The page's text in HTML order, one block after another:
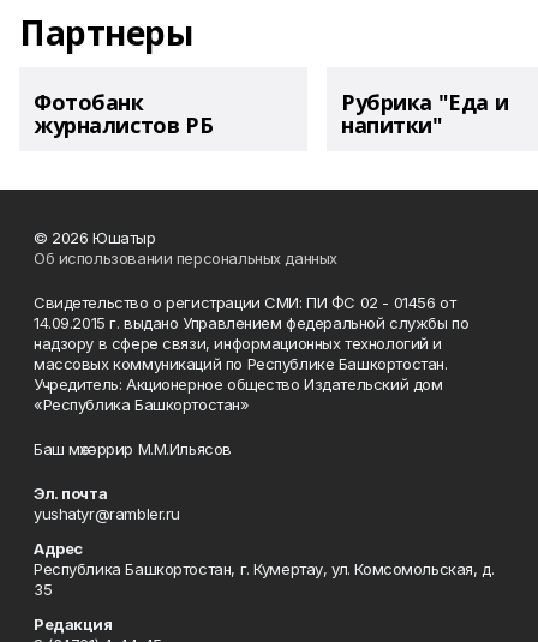
Партнеры
Фотобанк
журналистов РБ
Рубрика "Еда и
напитки"
© 2026 Юшатыр
Об использовании персональных данных
Свидетельство о регистрации СМИ: ПИ ФС 02 - 01456 от
14.09.2015 г. выдано Управлением федеральной службы по
надзору в сфере связи, информационных технологий и
массовых коммуникаций по Республике Башкортостан.
Учредитель: Акционерное общество Издательский дом
«Республика Башкортостан»
Баш мөхәррир М.М.Ильясов
Эл. почта
yushatyr@rambler.ru
Адрес
Республика Башкортостан, г. Кумертау, ул. Комсомольская, д.
35
Редакция